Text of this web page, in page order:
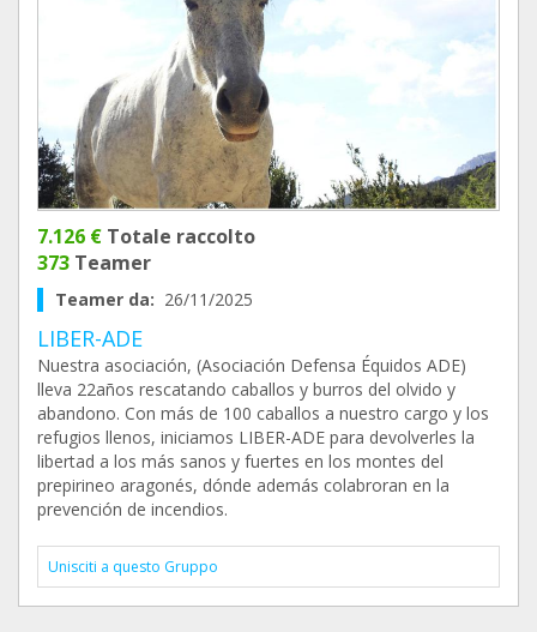
7.126 € Totale raccolto
373 Teamer
Teamer da: 26/11/2025
LIBER-ADE
Nuestra asociación, (Asociación Defensa Équidos ADE)
lleva 22años rescatando caballos y burros del olvido y
abandono. Con más de 100 caballos a nuestro cargo y los
refugios llenos, iniciamos LIBER-ADE para devolverles la
libertad a los más sanos y fuertes en los montes del
prepirineo aragonés, dónde además colabroran en la
prevención de incendios.
Unisciti a questo Gruppo